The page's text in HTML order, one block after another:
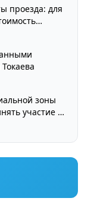
проезда: для
зоны
участие в